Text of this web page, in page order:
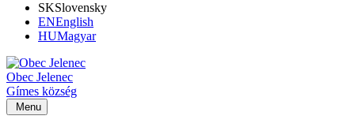
SKSlovensky
ENEnglish
HUMagyar
Obec Jelenec
Gímes község
Menu